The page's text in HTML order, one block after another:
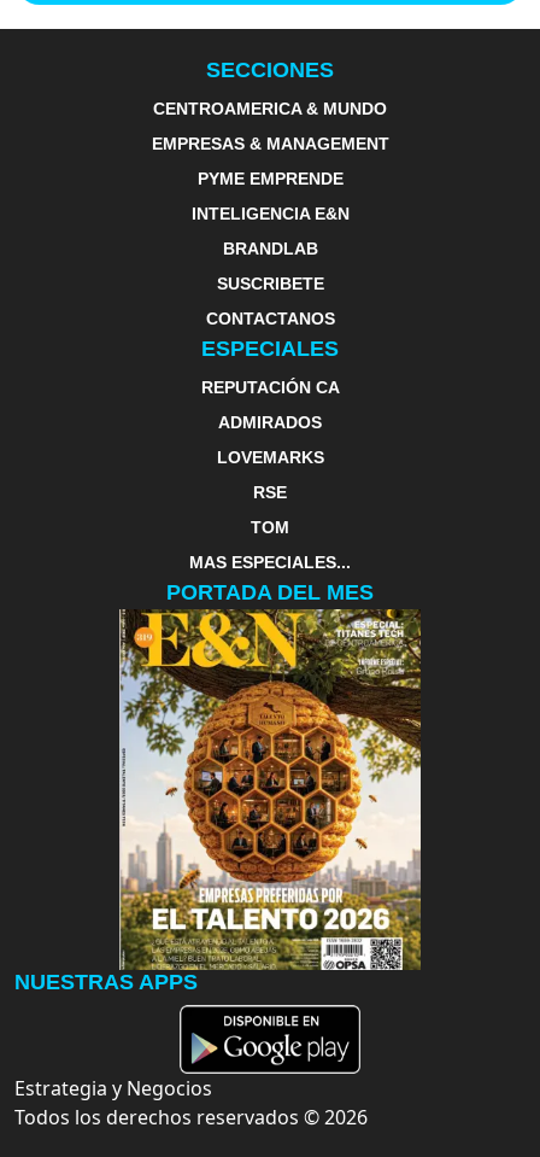
SECCIONES
CENTROAMERICA & MUNDO
EMPRESAS & MANAGEMENT
PYME EMPRENDE
INTELIGENCIA E&N
BRANDLAB
SUSCRIBETE
CONTACTANOS
ESPECIALES
REPUTACIÓN CA
ADMIRADOS
LOVEMARKS
RSE
TOM
MAS ESPECIALES...
PORTADA DEL MES
NUESTRAS APPS
Estrategia y Negocios
Todos los derechos reservados ©2026